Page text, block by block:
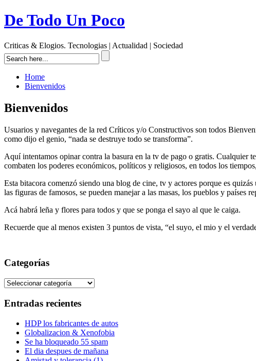
De Todo Un Poco
Criticas & Elogios. Tecnologias | Actualidad | Sociedad
Home
Bienvenidos
Bienvenidos
Usuarios y navegantes de la red Críticos y/o Constructivos son todos
como dijo el genio, “nada se destruye todo se transforma”.
Aquí intentamos opinar contra la basura en la tv de pago o gratis. Cualquier
combaten los poderes económicos, políticos y religiosos, en todos los
Esta bitacora comenzó siendo una blog de cine, tv y actores porque es
las figuras de famosos, se pueden manejar a las masas, los pueblos y países
Acá habrá leña y flores para todos y que se ponga el sayo al que le caiga.
Recuerde que al menos existen 3 puntos de vista, “el suyo, el mio y el
Categorías
Entradas recientes
HDP los fabricantes de autos
Globalizacion & Xenofobia
Se ha bloqueado 55 spam
El dia despues de mañana